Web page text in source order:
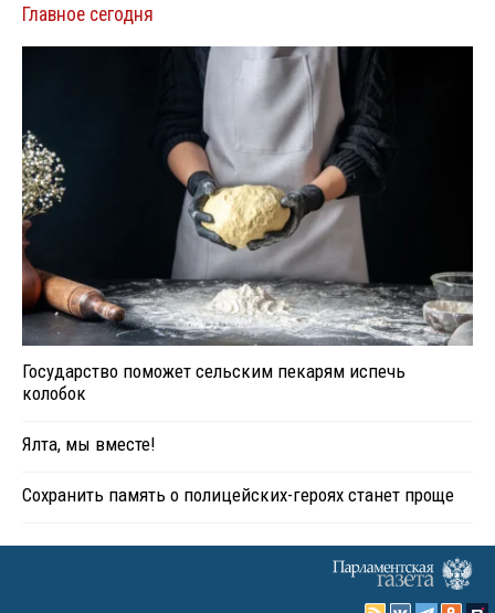
Главное сегодня
Государство поможет сельским пекарям испечь
колобок
Ялта, мы вместе!
Сохранить память о полицейских-героях станет проще